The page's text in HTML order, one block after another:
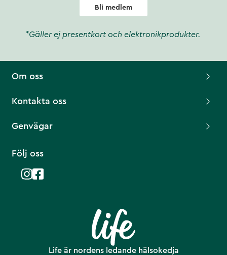
Bli medlem
*Gäller ej presentkort och elektronikprodukter.
Life är nordens ledande hälsokedja
Om oss
Kontakta oss
Genvägar
Följ oss